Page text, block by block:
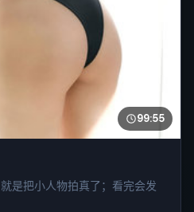
99:55
是把小人物拍真了；看完会发